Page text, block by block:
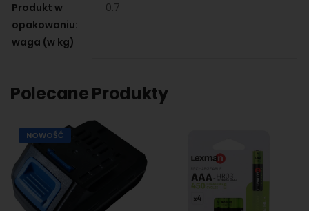
Produkt w
opakowaniu:
waga (w kg)
0.7
Polecane Produkty
NOWOŚĆ